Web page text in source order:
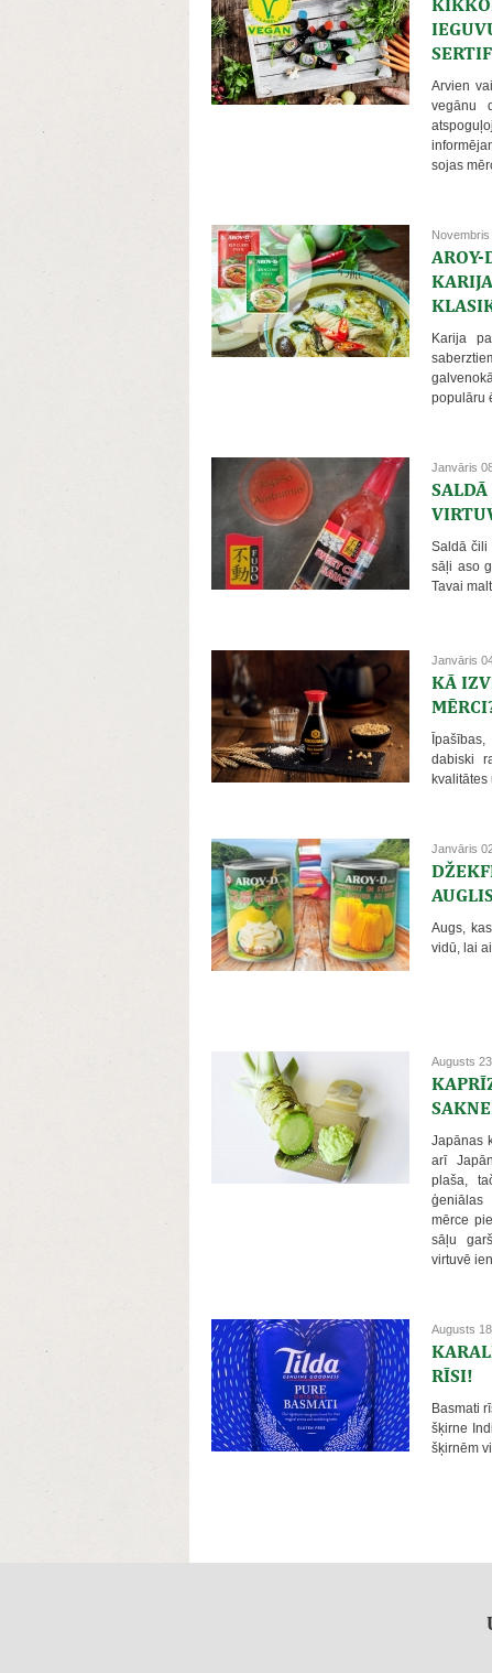
Arvien
vegānu
sojas
AROY-
Karija
populāru
Janvāris
Saldā čili
sāļi aso
Tavai
Janvāris
KĀ
dabiski
Janvāris
AUGLIS
Augs,
vidū, lai
Augusts
Japānas
arī
plaša,
mērce
sāļu
virtuvē
Augusts
RĪSI!
Basmati
šķirne
šķirnēm